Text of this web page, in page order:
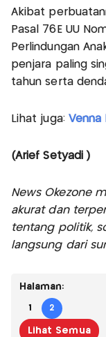
Akibat
Pasal 76E UU
Perlindungan
penjara paling
tahun serta
Lihat juga: Venna
(Arief Setyadi )
News Okezone
akurat dan
tentang politik,
langsung dari
Halaman:
1 2
Lihat Semua